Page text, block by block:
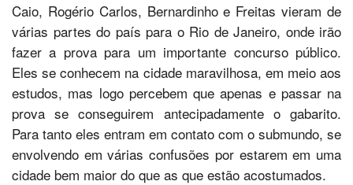
Caio, Rogério Carlos, Bernardinho e Freitas vieram de
várias partes do país para o Rio de Janeiro, onde irão
fazer a prova para um importante concurso público.
Eles se conhecem na cidade maravilhosa, em meio aos
estudos, mas logo percebem que apenas e passar na
prova se conseguirem antecipadamente o gabarito.
Para tanto eles entram em contato com o submundo, se
envolvendo em várias confusões por estarem em uma
cidade bem maior do que as que estão acostumados.